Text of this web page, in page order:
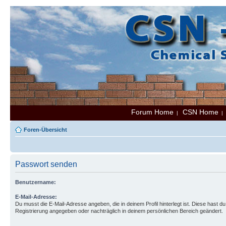
Forum Home | CSN Home |
Foren-Übersicht
Passwort senden
Benutzername:
E-Mail-Adresse:
Du musst die E-Mail-Adresse angeben, die in deinem Profil hinterlegt ist. Diese hast
Registrierung angegeben oder nachträglich in deinem persönlichen Bereich geändert.